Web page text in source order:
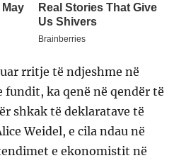
rritje të ndjeshme në
ka qenë në qendër të
shkak të deklaratave të
Weidel, e cila ndau në
e ekonomistit në